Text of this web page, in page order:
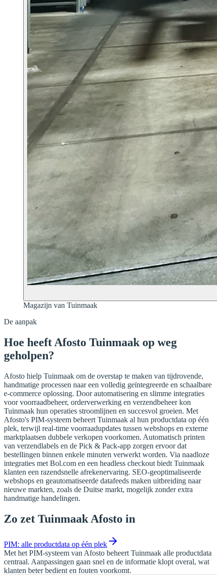
Magazijn van Tuinmaak
De aanpak
Hoe heeft Afosto Tuinmaak op weg
geholpen?
Afosto hielp Tuinmaak om de overstap te maken van tijdrovende,
handmatige processen naar een volledig geïntegreerde en schaalbare
e-commerce oplossing. Door automatisering en slimme integraties
voor voorraadbeheer, orderverwerking en verzendbeheer kon
Tuinmaak hun operaties stroomlijnen en succesvol groeien. Met
Afosto's PIM-systeem beheert Tuinmaak al hun productdata op één
plek, terwijl real-time voorraadupdates tussen webshops en externe
marktplaatsen dubbele verkopen voorkomen. Automatisch printen
van verzendlabels en de Pick & Pack-app zorgen ervoor dat
bestellingen binnen enkele minuten verwerkt worden. Via naadloze
integraties met Bol.com en een headless checkout biedt Tuinmaak
klanten een razendsnelle afrekenervaring. SEO-geoptimaliseerde
webshops en geautomatiseerde datafeeds maken uitbreiding naar
nieuwe markten, zoals de Duitse markt, mogelijk zonder extra
handmatige handelingen.
Zo zet Tuinmaak Afosto in
PIM: alle productdata op één plek
Met het PIM-systeem van Afosto beheert Tuinmaak alle productdata
centraal. Aanpassingen gaan snel en de informatie klopt overal, wat
klanten beter bedient en fouten voorkomt.